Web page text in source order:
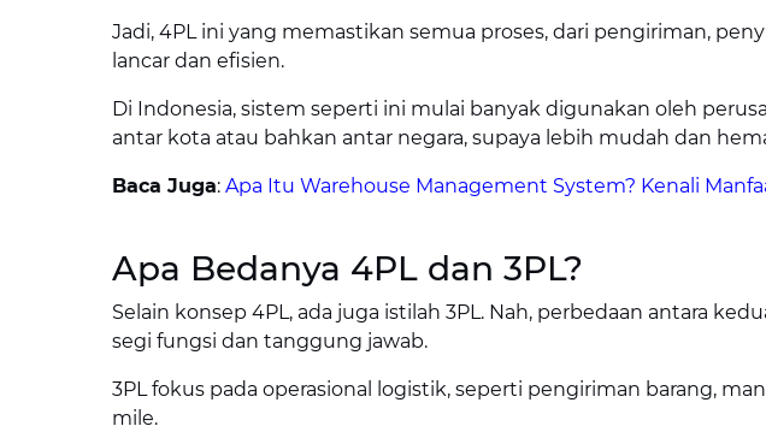
Jadi, 4PL ini yang memastikan semua proses, dari pengiriman,
lancar dan efisien.
Di Indonesia, sistem seperti ini mulai banyak digunakan oleh
antar kota atau bahkan antar negara, supaya lebih mudah dan
Baca Juga: Apa Itu Warehouse Management System? Kenali
Apa Bedanya 4PL dan 3PL?
Selain konsep 4PL, ada juga istilah 3PL. Nah, perbedaan antara
segi fungsi dan tanggung jawab.
3PL fokus pada operasional logistik, seperti pengiriman barang,
mile.